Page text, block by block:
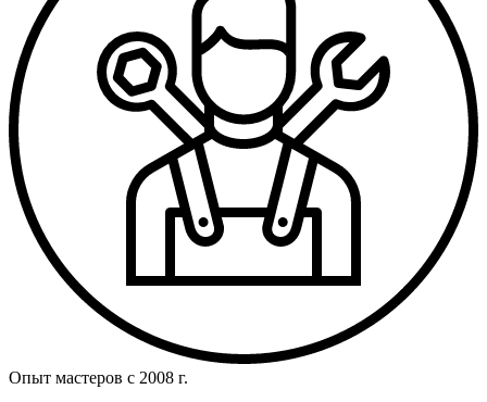
Опыт мастеров с 2008 г.